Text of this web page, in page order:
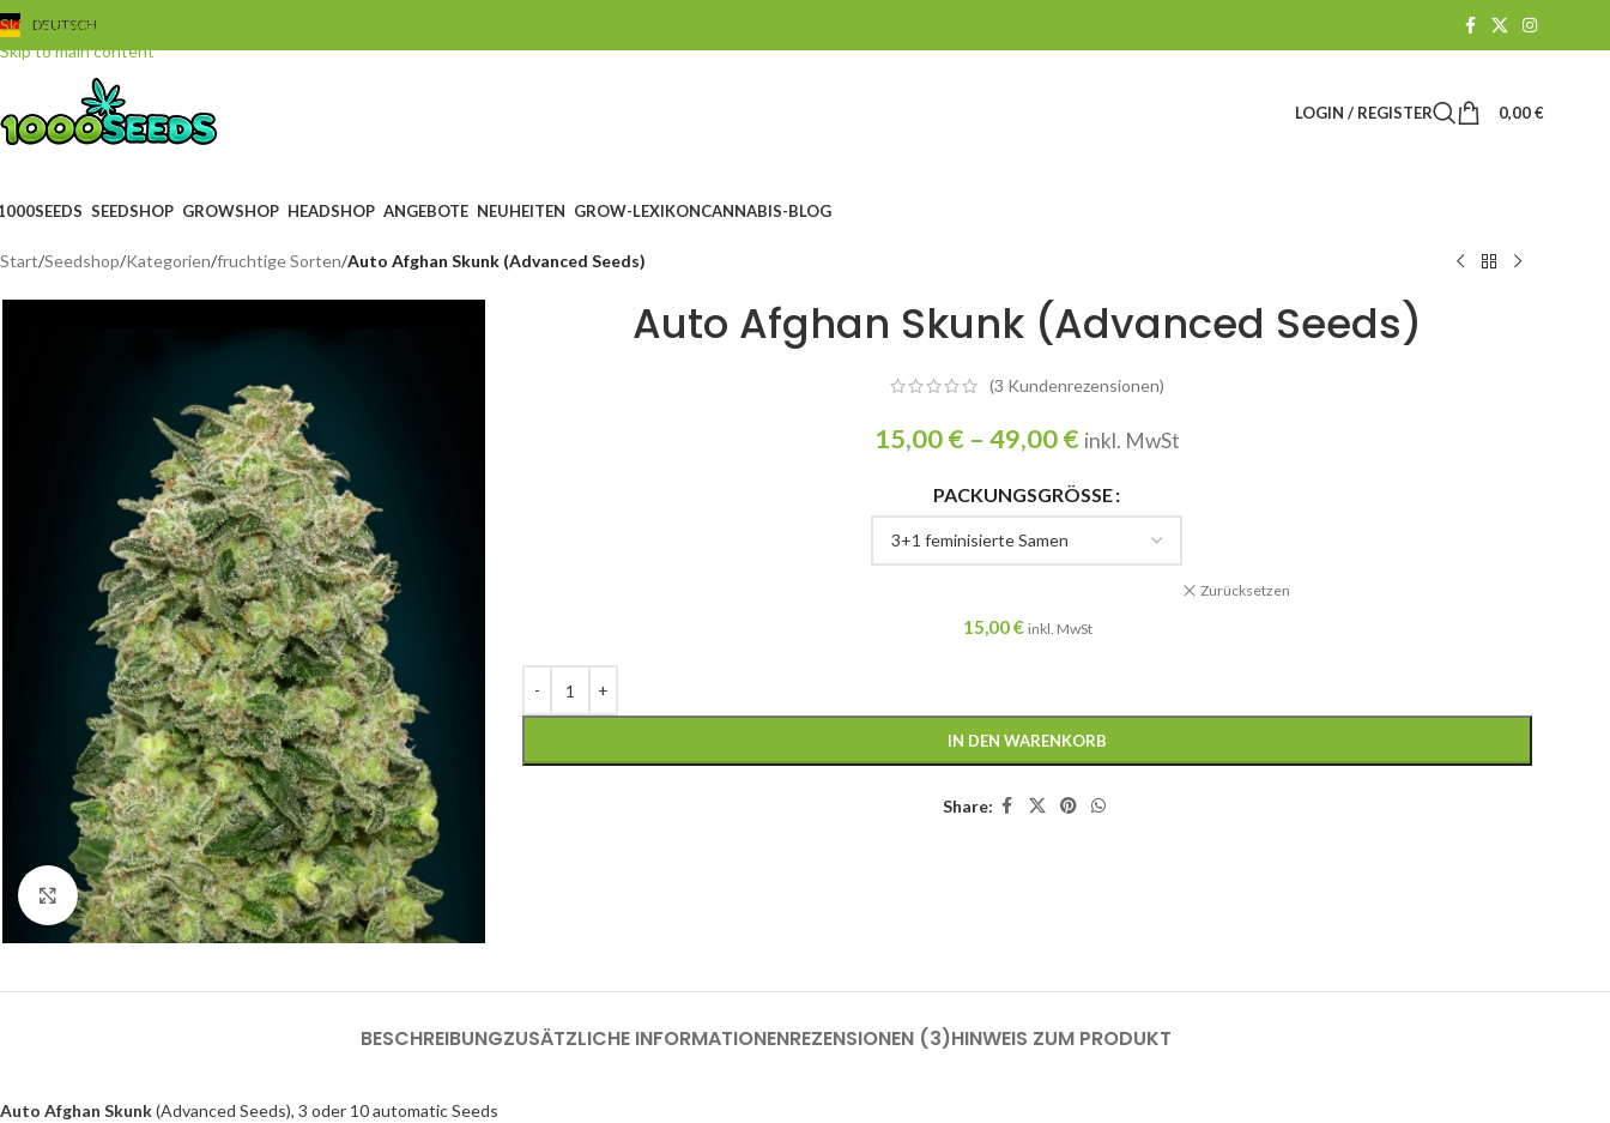
Skip to navigation
Skip to main content
DEUTSCH
LOGIN / REGISTER 0,00€
SEEDSHOP GROWSHOP HEADSHOP ANGEBOTE NEUHEITEN GROW-LEXIKONCANNABIS-BLOG
Start/Seedshop/Kategorien/fruchtige Sorten/Auto Afghan Skunk (Advanced Seeds)
Click to enlarge
Auto Afghan Skunk (Advanced Seeds)
(3 Kundenrezensionen)
15,00€ –49,00€ inkl. MwSt
PACKUNGSGRÖSSE
Zurücksetzen
15,00€ inkl. MwSt
IN DEN WARENKORB
Share:
BESCHREIBUNGZUSÄTZLICHE INFORMATIONENREZENSIONEN (3)HINWEIS ZUM PRODUKT
Auto Afghan Skunk(Advanced Seeds), 3 oder 10 automatic Seeds